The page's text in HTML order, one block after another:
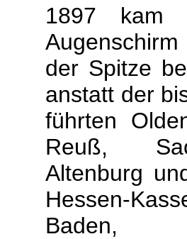
1897 kam
der Spitze
anstatt der
führten
Reuß,
Altenburg
Hessen-
Baden,